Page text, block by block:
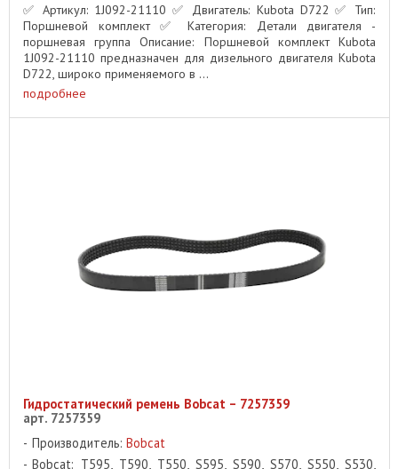
✅ Артикул: 1J092-21110 ✅ Двигатель: Kubota D722 ✅ Тип:
Поршневой комплект ✅ Категория: Детали двигателя -
поршневая группа Описание: Поршневой комплект Kubota
1J092-21110 предназначен для дизельного двигателя Kubota
D722, широко применяемого в ...
подробнее
Гидростатический ремень Bobcat – 7257359
арт. 7257359
Производитель: Bobcat
Bobcat: T595, T590, T550, S595, S590, S570, S550, S530,